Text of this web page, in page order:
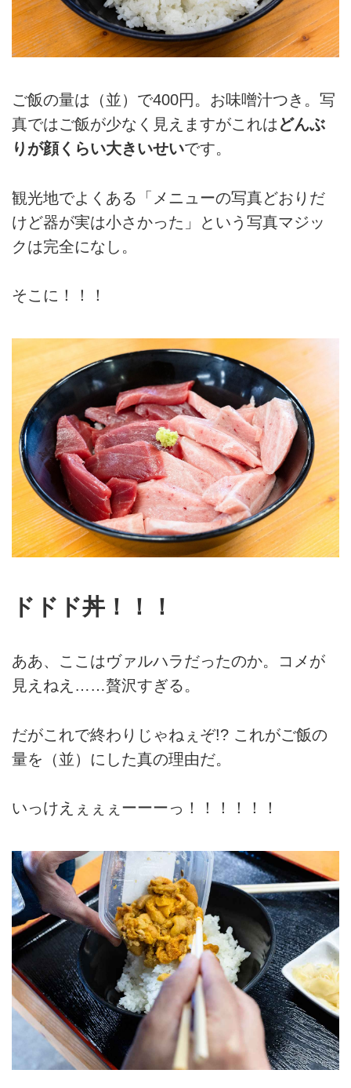
ご飯の量は（並）で400円。お味噌汁つき。写
真ではご飯が少なく見えますがこれは どんぶ
りが顔くらい大きいせいです。
観光地でよくある「メニューの写真どおりだ
けど器が実は小さかった」という写真マジッ
クは完全になし。
そこに！！！
ドドド丼！！！
ああ、ここはヴァルハラだったのか。コメが
見えねえ……贅沢すぎる。
だがこれで終わりじゃねぇぞ!? これがご飯の
量を（並）にした真の理由だ。
いっけえぇぇぇーーーっ！！！！！！